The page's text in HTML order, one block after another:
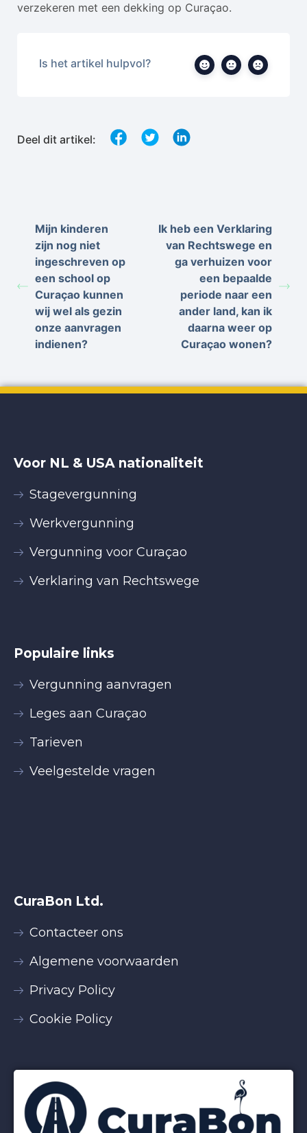
verzekeren met een dekking op Curaçao.
Is het artikel hulpvol?
Deel dit artikel:
Mijn kinderen
zijn nog niet
ingeschreven op
een school op
Curaçao kunnen
wij wel als gezin
onze aanvragen
indienen?
Ik heb een Verklaring
van Rechtswege en
ga verhuizen voor
een bepaalde
periode naar een
ander land, kan ik
daarna weer op
Curaçao wonen?
Voor NL & USA nationaliteit
Stagevergunning
Werkvergunning
Vergunning voor Curaçao
Verklaring van Rechtswege
Populaire links
Vergunning aanvragen
Leges aan Curaçao
Tarieven
Veelgestelde vragen
CuraBon Ltd.
Contacteer ons
Algemene voorwaarden
Privacy Policy
Cookie Policy